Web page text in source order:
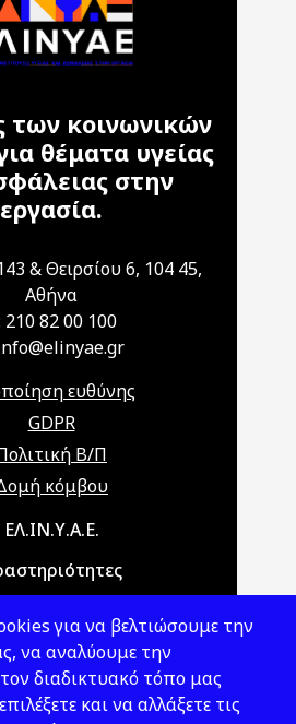
των κοινωνικών
θέματα υγείας
στην
εργασία.
& Θειρσίου 6, 104 45,
Αθήνα
210 82 00 100
ευθύνης
GDPR
Β/Π
κόμβου
ΕΛ.ΙΝ.Υ.Α.Ε.
Νομοθεσία
Εκδόσεις
για να βελτιώσουμε την
να αναλύουμε την
διαδικτυακό τόπο μας
και να αλλάξετε τις